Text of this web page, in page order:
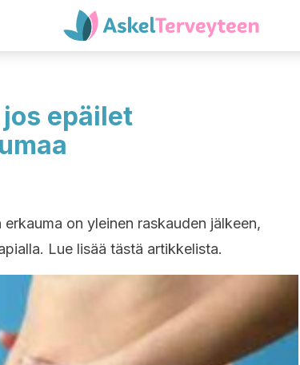
epäilet
on yleinen raskauden jälkeen,
Lue lisää tästä artikkelista.